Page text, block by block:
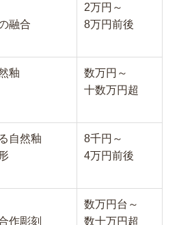
融合
2万円～
8万円前後
釉
数万円～
十数万円超
自然釉
8千円～
4万円前後
作彫刻
数万円台～
数十万円超